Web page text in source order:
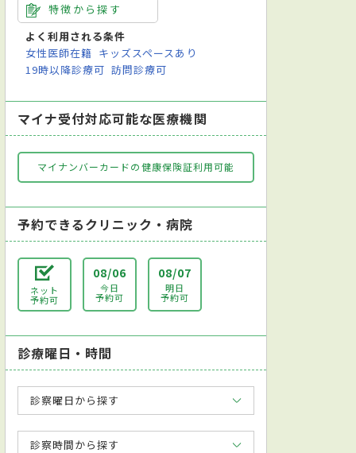
特徴から探す
よく利用される条件
女性医師在籍 キッズスペースあり
19時以降診療可 訪問診療可
マイナ受付対応可能な医療機関
マイナンバーカードの健康保険証利用可能
予約できるクリニック・病院
ネット
予約可
08/06
今日
予約可
08/07
明日
予約可
診療曜日・時間
診察曜日から探す
診察時間から探す